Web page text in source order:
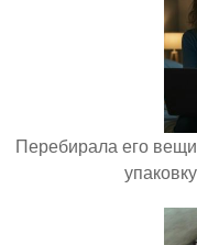
Перебирала его